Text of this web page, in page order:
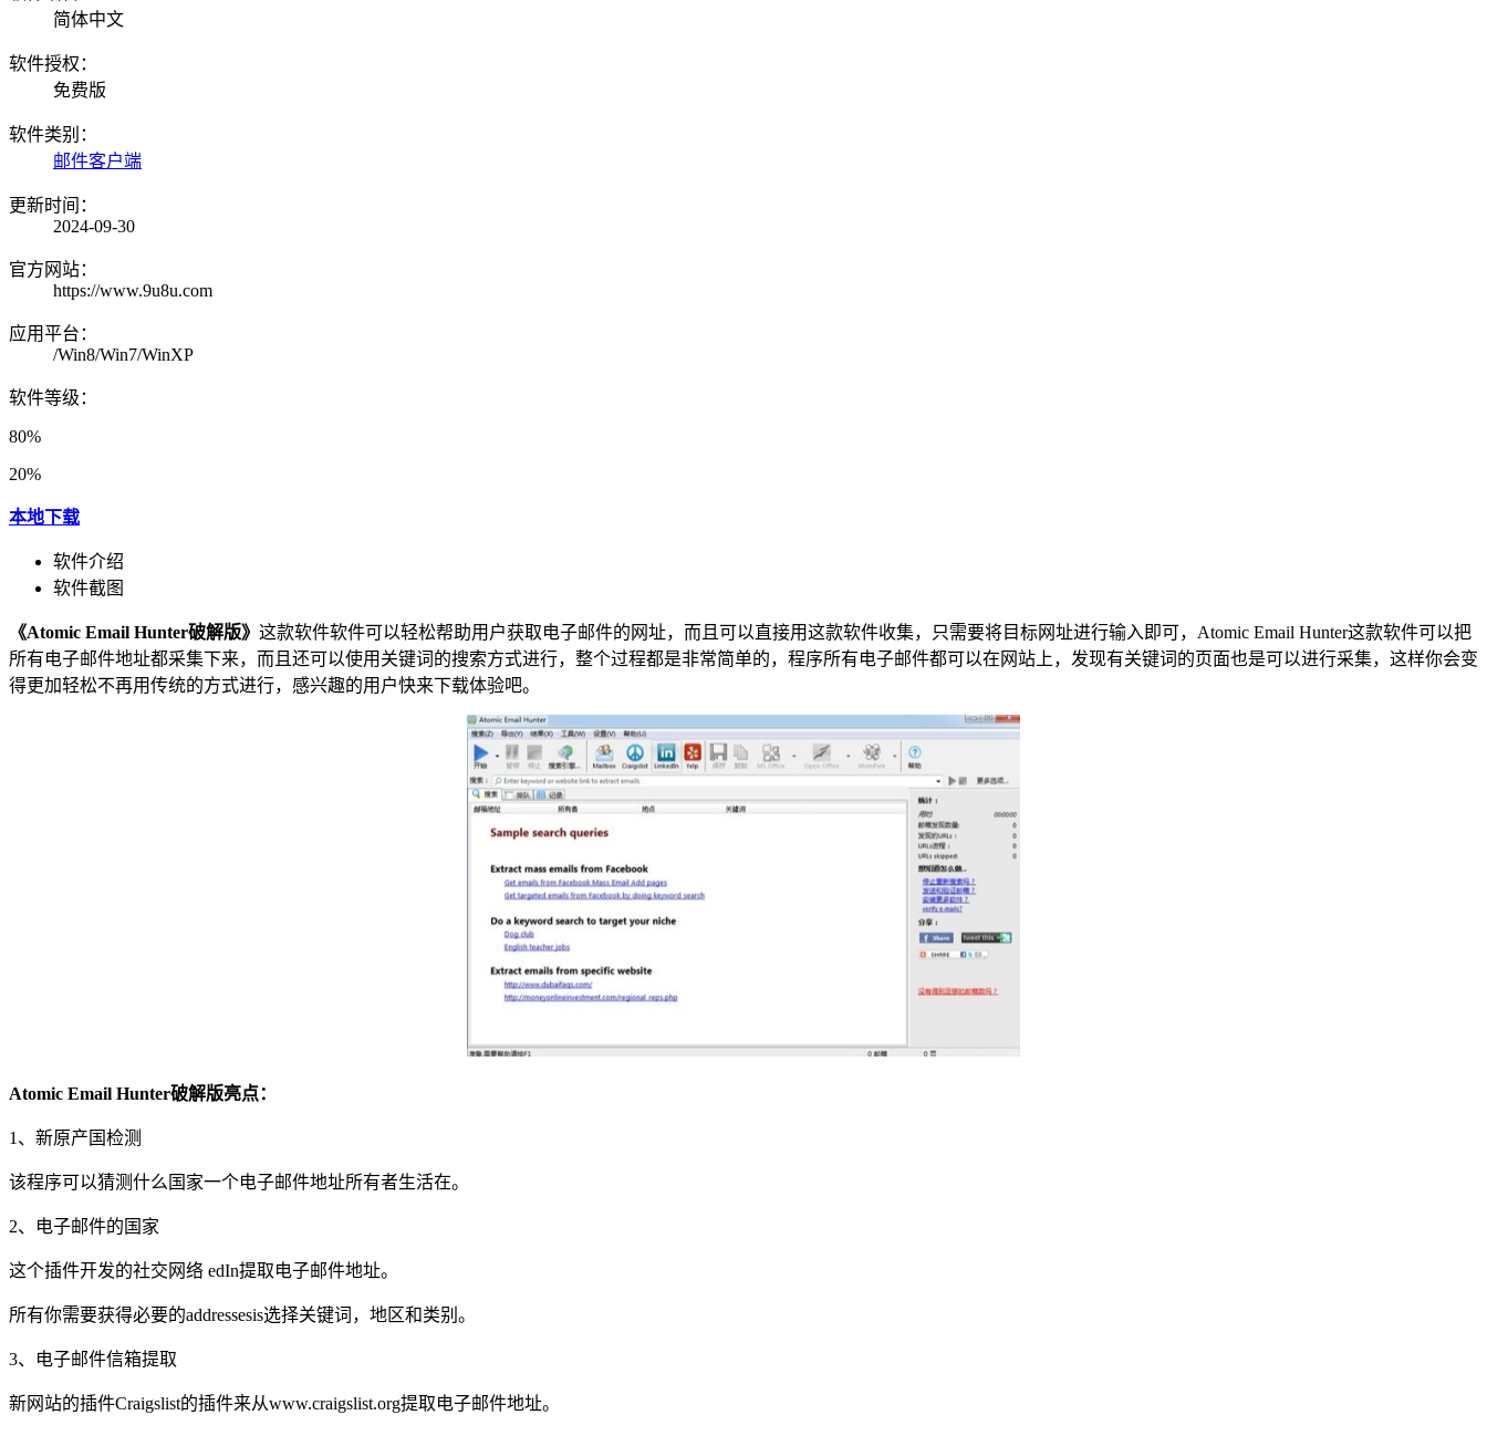
简体中文
软件授权：
免费版
软件类别：
邮件客户端
更新时间：
2024-09-30
官方网站：
https://www.9u8u.com
应用平台：
/Win8/Win7/WinXP
软件等级：
80%
20%
本地下载
软件介绍
软件截图
《Atomic Email Hunter破解版》 这款软件软件可以轻松帮助用户获取电子邮件的网址，而且可以直接用这款软件收集，只需要将目标网址进行输入即可，Atomic Email Hunter这款软件可以把
所有电子邮件地址都采集下来，而且还可以使用关键词的搜索方式进行，整个过程都是非常简单的，程序所有电子邮件都可以在网站上，发现有关键词的页面也是可以进行采集，这样你会变
得更加轻松不再用传统的方式进行，感兴趣的用户快来下载体验吧。
Atomic Email Hunter破解版亮点：
1、新原产国检测
该程序可以猜测什么国家一个电子邮件地址所有者生活在。
2、电子邮件的国家
这个插件开发的社交网络 edIn提取电子邮件地址。
所有你需要获得必要的addressesis选择关键词，地区和类别。
3、电子邮件信箱提取
新网站的插件Craigslist的插件来从www.craigslist.org提取电子邮件地址。